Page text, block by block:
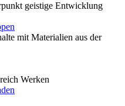
geistige Entwicklung
mit Materialien aus der
Werken